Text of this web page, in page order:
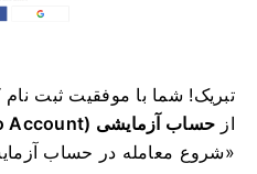
تبریک! شما با موفقیت ثبت نام
از حساب آزمایشی (Demo Account
«شروع معامله در حساب